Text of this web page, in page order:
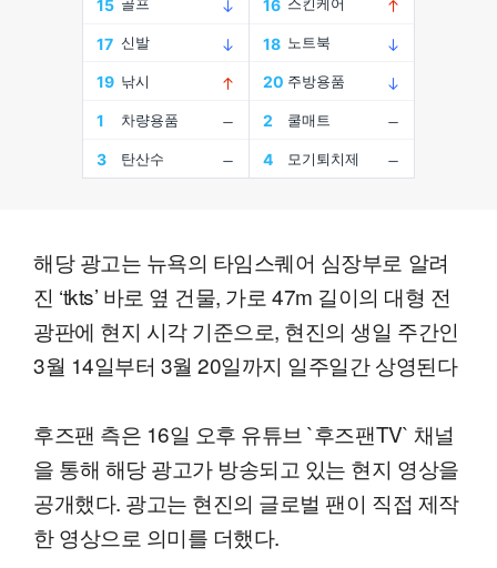
해당 광고는 뉴욕의 타임스퀘어 심장부로 알려
진 ‘tkts’ 바로 옆 건물, 가로 47m 길이의 대형 전
광판에 현지 시각 기준으로, 현진의 생일 주간인
3월 14일부터 3월 20일까지 일주일간 상영된다
후즈팬 측은 16일 오후 유튜브 `후즈팬TV` 채널
을 통해 해당 광고가 방송되고 있는 현지 영상을
공개했다. 광고는 현진의 글로벌 팬이 직접 제작
한 영상으로 의미를 더했다.